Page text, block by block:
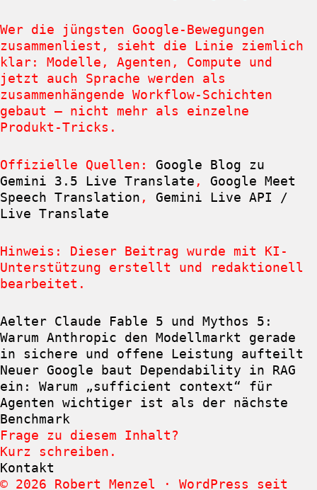
Wer die jüngsten Google-Bewegungen
zusammenliest, sieht die Linie ziemlich
klar: Modelle, Agenten, Compute und
jetzt auch Sprache werden als
zusammenhängende Workflow-Schichten
gebaut – nicht mehr als einzelne
Produkt-Tricks.
Offizielle Quellen: Google Blog zu
Gemini 3.5 Live Translate , Google Meet
Speech Translation , Gemini Live API /
Live Translate
Hinweis: Dieser Beitrag wurde mit KI-
Unterstützung erstellt und redaktionell
bearbeitet.
Aelter Claude Fable 5 und Mythos 5:
Warum Anthropic den Modellmarkt gerade
in sichere und offene Leistung aufteilt
Neuer Google baut Dependability in RAG
ein: Warum „sufficient context“ für
Agenten wichtiger ist als der nächste
Benchmark
Frage zu diesem Inhalt?
Kurz schreiben.
Kontakt
© 2026 Robert Menzel · WordPress seit